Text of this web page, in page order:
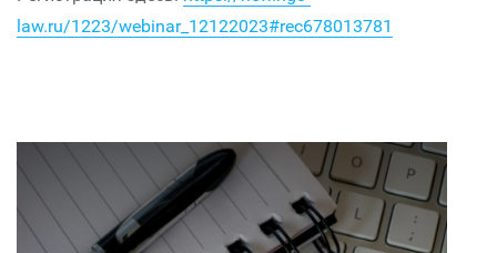
law.ru/1223/webinar_12122023#rec678013781